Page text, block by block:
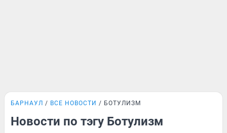
БАРНАУЛ ВСЕ НОВОСТИ БОТУЛИЗМ
Новости по тэгу Ботулизм